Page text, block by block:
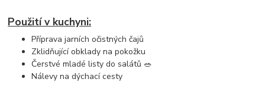
Použití v kuchyni:
Příprava jarních očistných čajů
Zklidňující obklady na pokožku
Čerstvé mladé listy do salátů 🥗
Nálevy na dýchací cesty